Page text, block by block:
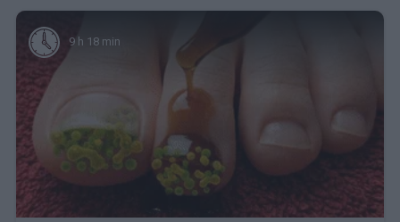
9 h 18 min